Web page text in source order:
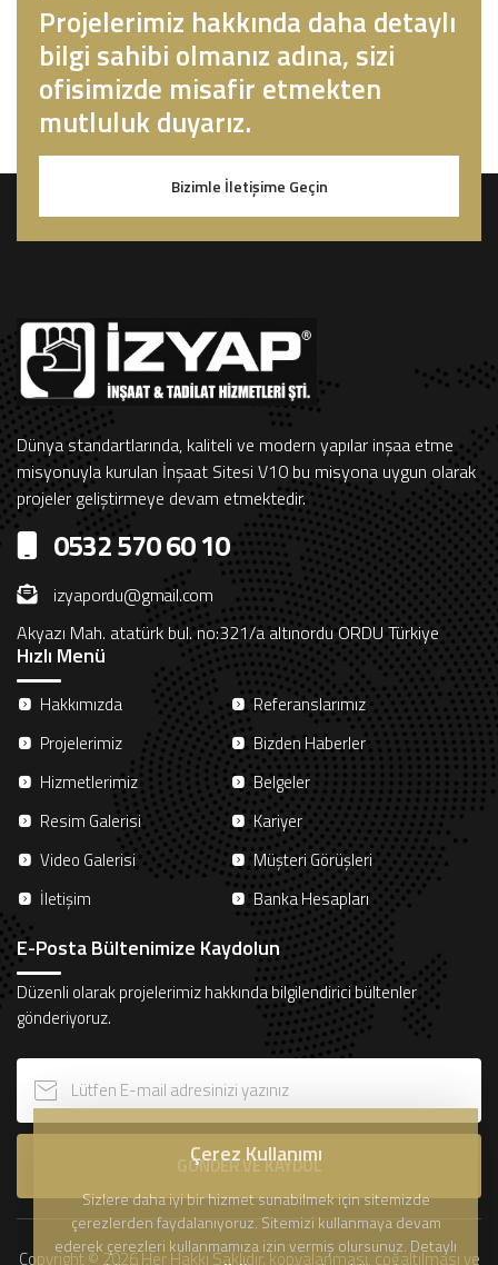
Projelerimiz hakkında daha detaylı
bilgi sahibi olmanız adına, sizi
ofisimizde misafir etmekten
mutluluk duyarız.
Bizimle İletişime Geçin
Dünya standartlarında, kaliteli ve modern yapılar inşaa etme
misyonuyla kurulan İnşaat Sitesi V10 bu misyona uygun olarak
projeler geliştirmeye devam etmektedir.
0532 570 60 10
izyapordu@gmail.com
Akyazı Mah. atatürk bul. no:321/a altınordu ORDU Türkiye
Hızlı Menü
Hakkımızda
Projelerimiz
Hizmetlerimiz
Resim Galerisi
Video Galerisi
İletişim
Referanslarımız
Bizden Haberler
Belgeler
Kariyer
Müşteri Görüşleri
Banka Hesapları
E-Posta Bültenimize Kaydolun
Düzenli olarak projelerimiz hakkında bilgilendirici bültenler
gönderiyoruz.
GÖNDER VE KAYDOL
Copyright © 2026 Her Hakkı Saklıdır. kopyalanması, çoğaltılması ve
Çerez Kullanımı
Sizlere daha iyi bir hizmet sunabilmek için sitemizde
çerezlerden faydalanıyoruz. Sitemizi kullanmaya devam
ederek çerezleri kullanmamıza izin vermiş olursunuz. Detaylı